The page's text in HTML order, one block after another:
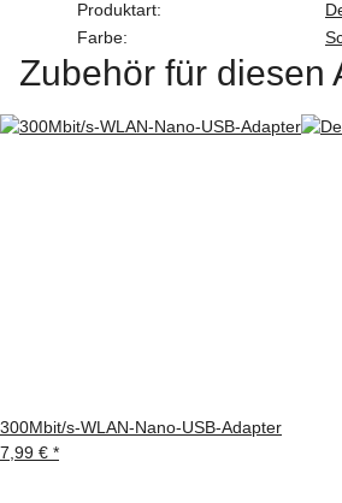
Produktart:
Farbe:
Zubehör für diesen
300Mbit/s-WLAN-Nano-USB-Adapter
7,99 € *